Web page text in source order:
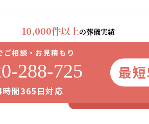
10,000件以上の葬儀実績
ご相談・お見積もり
288-725
時間365日対応
最